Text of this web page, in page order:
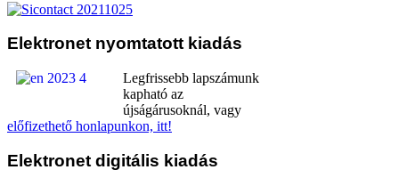
Elektronet nyomtatott kiadás
Legfrissebb lapszámunk
kapható az
újságárusoknál, vagy
előfizethető honlapunkon, itt!
Elektronet digitális kiadás